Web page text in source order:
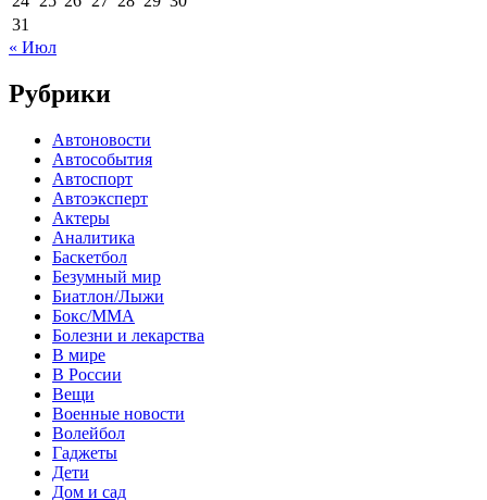
31
« Июл
Рубрики
Автоновости
Автособытия
Автоспорт
Автоэксперт
Актеры
Аналитика
Баскетбол
Безумный мир
Биатлон/Лыжи
Бокс/MMA
Болезни и лекарства
В мире
В России
Вещи
Военные новости
Волейбол
Гаджеты
Дети
Дом и сад